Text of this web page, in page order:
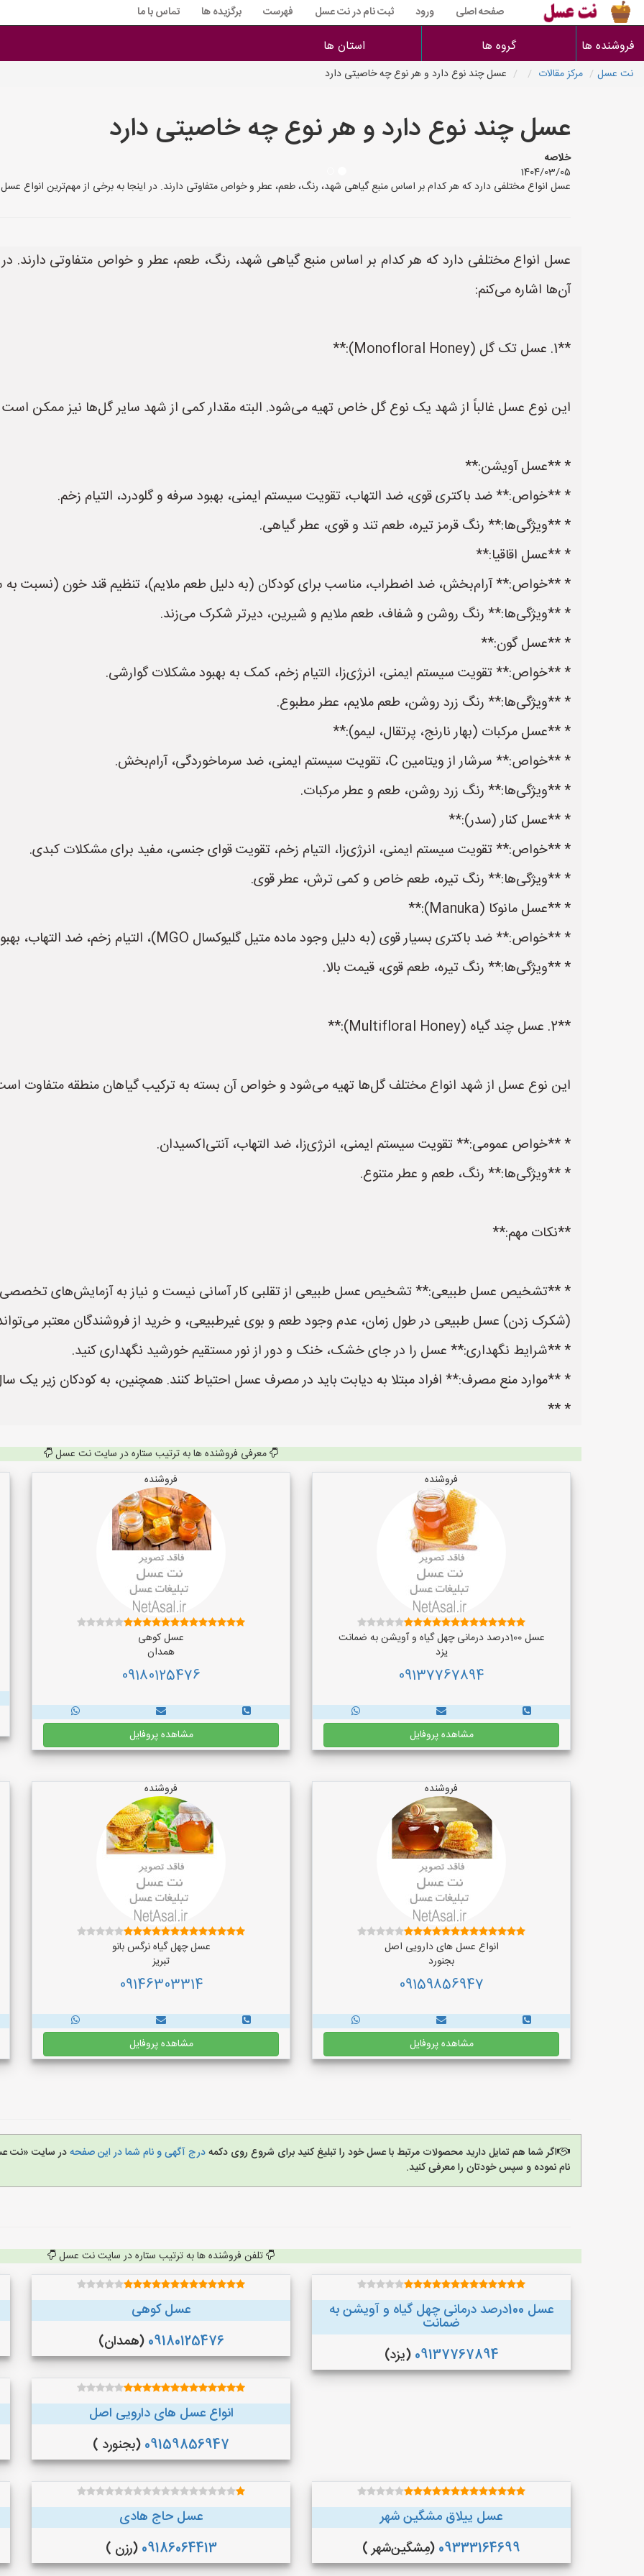
صفحه اصلی ورود ثبت نام در نت عسل فهرست برگزیده ها تماس با ما
فروشنده ها گروه ها استان ها
نت عسل مرکز مقالات عسل چند نوع دارد و هر نوع چه خاصیتی دارد
عسل چند نوع دارد و هر نوع چه خاصیتی دارد
خلاصه
1404/03/05
عسل انواع مختلفی دارد که هر کدام بر اساس منبع گیاهی شهد، رنگ، طعم، عطر و خواص متفاوتی دارند. در اینجا به برخی از مهم‌ترین انواع عسل و خواص
عسل انواع مختلفی دارد که هر کدام بر اساس منبع گیاهی شهد، رنگ، طعم، عطر و خواص متفاوتی دارند.
آن‌ها اشاره می‌کنم:
**1. عسل تک گل (Monofloral Honey):**
این نوع عسل غالباً از شهد یک نوع گل خاص تهیه می‌شود. البته مقدار کمی از شهد سایر گل‌ها نیز ممکن
* **عسل آویشن:**
* **خواص:** ضد باکتری قوی، ضد التهاب، تقویت سیستم ایمنی، بهبود سرفه و گلودرد، التیام زخم.
* **ویژگی‌ها:** رنگ قرمز تیره، طعم تند و قوی، عطر گیاهی.
* **عسل اقاقیا:**
* **خواص:** آرام‌بخش، ضد اضطراب، مناسب برای کودکان (به دلیل طعم ملایم)، تنظیم قند خون (نسبت به
* **ویژگی‌ها:** رنگ روشن و شفاف، طعم ملایم و شیرین، دیرتر شکرک می‌زند.
* **عسل گون:**
* **خواص:** تقویت سیستم ایمنی، انرژی‌زا، التیام زخم، کمک به بهبود مشکلات گوارشی.
* **ویژگی‌ها:** رنگ زرد روشن، طعم ملایم، عطر مطبوع.
* **عسل مرکبات (بهار نارنج، پرتقال، لیمو):**
* **خواص:** سرشار از ویتامین C، تقویت سیستم ایمنی، ضد سرماخوردگی، آرام‌بخش.
* **ویژگی‌ها:** رنگ زرد روشن، طعم و عطر مرکبات.
* **عسل کنار (سدر):**
* **خواص:** تقویت سیستم ایمنی، انرژی‌زا، التیام زخم، تقویت قوای جنسی، مفید برای مشکلات کبدی.
* **ویژگی‌ها:** رنگ تیره، طعم خاص و کمی ترش، عطر قوی.
* **عسل مانوکا (Manuka):**
* **خواص:** ضد باکتری بسیار قوی (به دلیل وجود ماده متیل گلیوکسال MGO)، التیام زخم، ضد التهاب، بهبود مشکلات گوارشی.
* **ویژگی‌ها:** رنگ تیره، طعم قوی، قیمت بالا.
**2. عسل چند گیاه (Multifloral Honey):**
این نوع عسل از شهد انواع مختلف گل‌ها تهیه می‌شود و خواص آن بسته به ترکیب گیاهان منطقه متفاوت
* **خواص عمومی:** تقویت سیستم ایمنی، انرژی‌زا، ضد التهاب، آنتی‌اکسیدان.
* **ویژگی‌ها:** رنگ، طعم و عطر متنوع.
**نکات مهم:**
* **تشخیص عسل طبیعی:** تشخیص عسل طبیعی از تقلبی کار آسانی نیست و نیاز به آزمایش‌های تخصصی
(شکرک زدن) عسل طبیعی در طول زمان، عدم وجود طعم و بوی غیرطبیعی، و خرید از فروشندگان معتبر
* **شرایط نگهداری:** عسل را در جای خشک، خنک و دور از نور مستقیم خورشید نگهداری کنید.
* **موارد منع مصرف:** افراد مبتلا به دیابت باید در مصرف عسل احتیاط کنند. همچنین، به کودکان زیر یک
* **
معرفی فروشنده ها به ترتیب ستاره در سایت نت عسل
فروشنده
عسل 100درصد درمانی چهل گیاه و آویشن به ضمانت
یزد
09137767894
مشاهده پروفایل
فروشنده
عسل کوهی
همدان
09180125476
مشاهده پروفایل
فروشنده
انواع عسل های دارویی اصل
بجنورد
09159856947
مشاهده پروفایل
فروشنده
عسل چهل گیاه نرگس بانو
تبریز
09146303314
مشاهده پروفایل
اگر شما هم تمایل دارید محصولات مرتبط با عسل خود را تبلیغ کنید برای شروع روی دکمهدرج آگهی و نام شما در این صفحهدر سایت «نت
نام نموده و سپس خودتان را معرفی کنید.
تلفن فروشنده ها به ترتیب ستاره در سایت نت عسل
عسل 100درصد درمانی چهل گیاه و آویشن به
ضمانت
09137767894 (یزد)
عسل کوهی
09180125476 (همدان)
انواع عسل های دارویی اصل
09159856947 (بجنورد )
عسل ییلاق مشگین شهر
09333164699 (مِشگین‌شهر )
عسل حاج هادی
09186064413 (رزن )